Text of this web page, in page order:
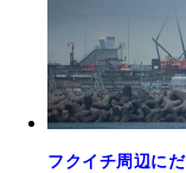
フクイチ周辺に